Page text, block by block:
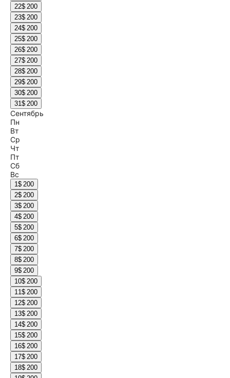
22$ 200
23$ 200
24$ 200
25$ 200
26$ 200
27$ 200
28$ 200
29$ 200
30$ 200
31$ 200
Сентябрь
Пн
Вт
Ср
Чт
Пт
Сб
Вс
1$ 200
2$ 200
3$ 200
4$ 200
5$ 200
6$ 200
7$ 200
8$ 200
9$ 200
10$ 200
11$ 200
12$ 200
13$ 200
14$ 200
15$ 200
16$ 200
17$ 200
18$ 200